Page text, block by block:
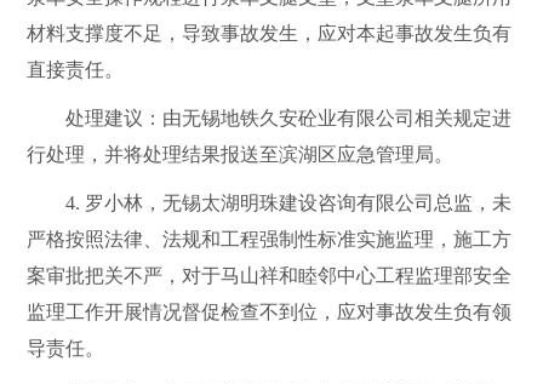
材料支撑度不足，导致事故发生，应对本起事故发生负有
直接责任。
处理建议：由无锡地铁久安砼业有限公司相关规定进
行处理，并将处理结果报送至滨湖区应急管理局。
4. 罗小林，无锡太湖明珠建设咨询有限公司 总监，未
严格按照法律、法规和工程强制性标准实施监理，施工方
案审批把关不严，对于马山祥和睦邻中心工程监理部安全
监理工作开展情况督促检查不到位，应对事故发生负有领
导责任。